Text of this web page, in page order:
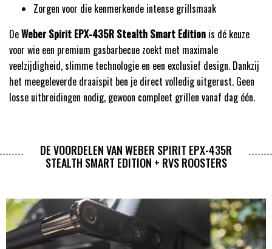
Zorgen voor die kenmerkende intense grillsmaak
DeWeber Spirit EPX-435R Stealth Smart Edition is dé keuze
voor wie een premium gasbarbecue zoekt met maximale
veelzijdigheid, slimme technologie en een exclusief design. Dankzij
het meegeleverde draaispit ben je direct volledig uitgerust. Geen
losse uitbreidingen nodig, gewoon compleet grillen vanaf dag één.
DE VOORDELEN VAN WEBER SPIRIT EPX-435R
STEALTH SMART EDITION + RVS ROOSTERS